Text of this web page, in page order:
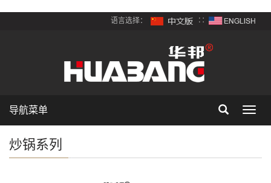
语言选择： ∷
导航菜单
炒锅系列